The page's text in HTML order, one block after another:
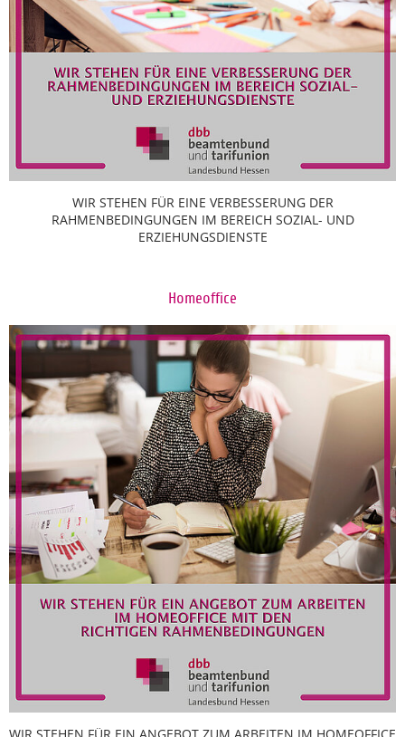
WIR STEHEN FÜR EINE VERBESSERUNG DER
RAHMENBEDINGUNGEN IM BEREICH SOZIAL- UND
ERZIEHUNGSDIENSTE
Homeoffice